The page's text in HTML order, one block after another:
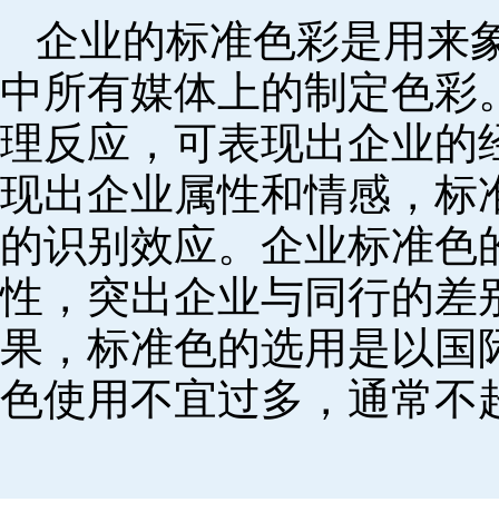
企业的标准色彩是用来
中所有媒体上的制定色
理反应，可表现出企业的
现出企业属性和情感，标
的识别效应。企业标准
性，突出企业与同行的差
果，标准色的选用是以国
色使用不宜过多，通常不